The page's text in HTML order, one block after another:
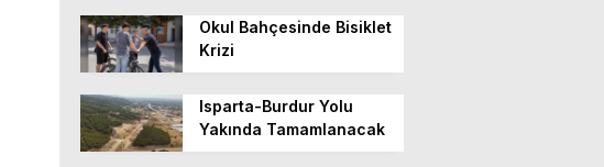
Okul Bahçesinde Bisiklet
Krizi
Isparta-Burdur Yolu
Yakında Tamamlanacak